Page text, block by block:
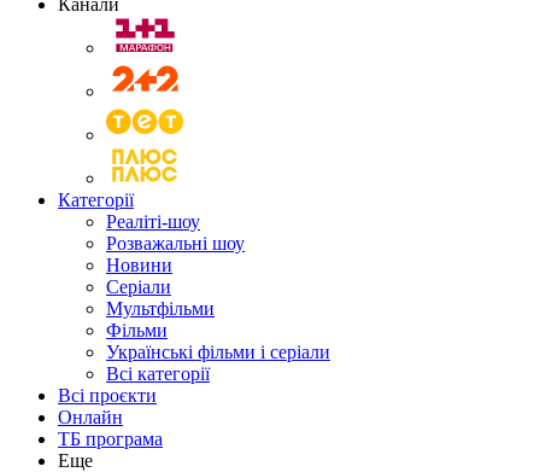
Канали
Категорії
Реаліті-шоу
Розважальні шоу
Новини
Серіали
Мультфільми
Фільми
Українські фільми і серіали
Всі категорії
Всі проєкти
Онлайн
ТБ програма
Еще